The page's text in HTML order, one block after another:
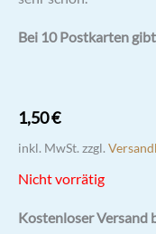
Bei 10 Postkarten
1,50€
inkl. MwSt. zzgl.
Nicht vorrätig
Kostenloser Versand